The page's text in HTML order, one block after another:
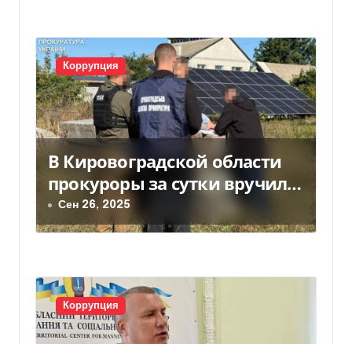
и
с
я
м
Коррупция
В Кировоградской области
прокуроры за сутки вручили
18 подозрений в незаконном
обогащении
Сен 26, 2025
Коррупция